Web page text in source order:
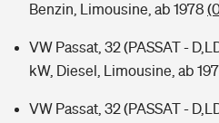
Benzin, Limousine, ab 1978
VW Passat, 32 (PASSAT -
kW, Diesel, Limousine, ab
VW Passat, 32 (PASSAT -